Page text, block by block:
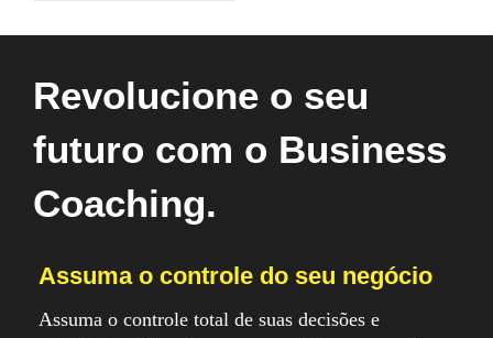
Revolucione o seu
futuro com o Business
Coaching.
Assuma o controle do seu negócio
Assuma o controle total de suas decisões e